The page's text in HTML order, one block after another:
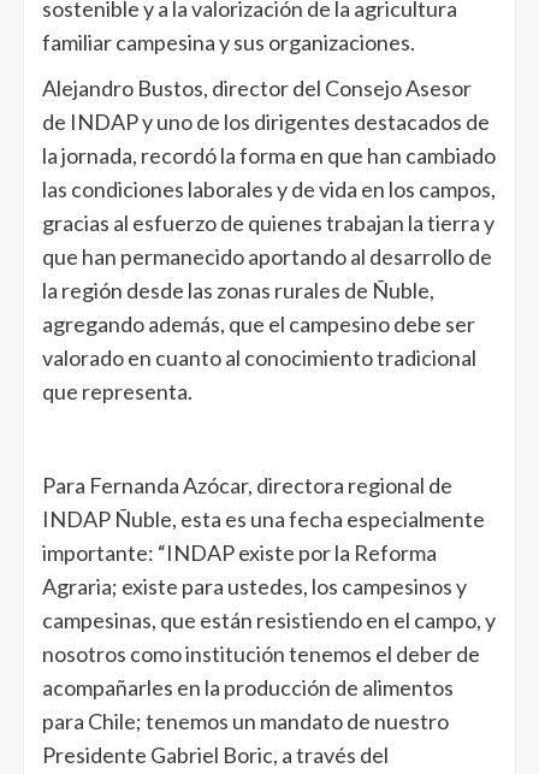
sostenible y a la valorización de la agricultura
familiar campesina y sus organizaciones.
Alejandro Bustos, director del Consejo Asesor
de INDAP y uno de los dirigentes destacados de
la jornada, recordó la forma en que han cambiado
las condiciones laborales y de vida en los campos,
gracias al esfuerzo de quienes trabajan la tierra y
que han permanecido aportando al desarrollo de
la región desde las zonas rurales de Ñuble,
agregando además, que el campesino debe ser
valorado en cuanto al conocimiento tradicional
que representa.
Para Fernanda Azócar, directora regional de
INDAP Ñuble, esta es una fecha especialmente
importante: “INDAP existe por la Reforma
Agraria; existe para ustedes, los campesinos y
campesinas, que están resistiendo en el campo, y
nosotros como institución tenemos el deber de
acompañarles en la producción de alimentos
para Chile; tenemos un mandato de nuestro
Presidente Gabriel Boric, a través del